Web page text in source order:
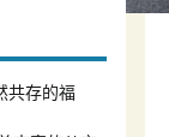
共存的福